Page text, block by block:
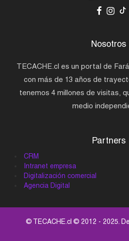
Nosotros
TECACHE.cl es un portal de
con más de 13 años de
tenemos 4 millones de visitas,
medio
Partners
CRM
Intranet empresa
Digitalización comercial
Agencia Digital
© TECACHE.cl © 2012 - 2025.